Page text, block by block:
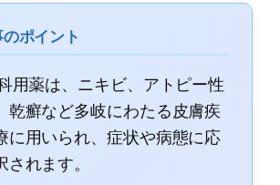
ポイント
用薬は、ニキビ、アトピー性
乾癬など多岐にわたる皮膚疾
に用いられ、症状や病態に応
されます。